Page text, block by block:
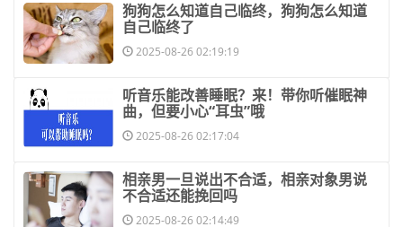
​狗狗怎么知道自己临终，狗狗怎么知道
自己临终了
2025-08-26 02:19:19
​听音乐能改善睡眠？来！带你听催眠神
曲，但要小心“耳虫”哦
2025-08-26 02:17:04
​相亲男一旦说出不合适，相亲对象男说
不合适还能挽回吗
2025-08-26 02:14:49